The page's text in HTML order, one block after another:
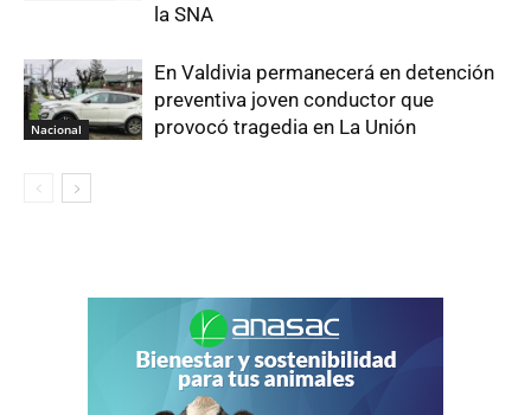
la SNA
Nacional
En Valdivia permanecerá en detención
preventiva joven conductor que
provocó tragedia en La Unión